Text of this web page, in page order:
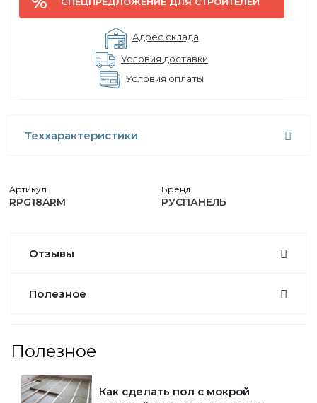
Адрес склада
Условия доставки
Условия оплаты
Теххарактеристики
Артикул
RPG18ARM
Бренд
РУСПАНЕЛЬ
Отзывы
Полезное
Полезное
Как сделать пол с мокрой